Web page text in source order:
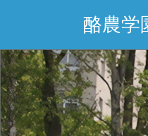
酪農学